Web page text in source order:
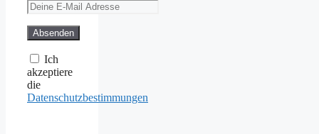
Ich
akzeptiere
die
Datenschutzbestimmungen